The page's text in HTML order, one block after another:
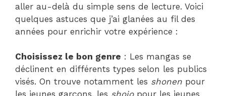
aller au-delà du simple sens de lecture. Voici
quelques astuces que j’ai glanées au fil des
années pour enrichir votre expérience :
Choisissez le bon genre : Les mangas se
déclinent en différents types selon les publics
visés. On trouve notamment les shonen pour
les jeunes garçons, les shojopour les jeunes